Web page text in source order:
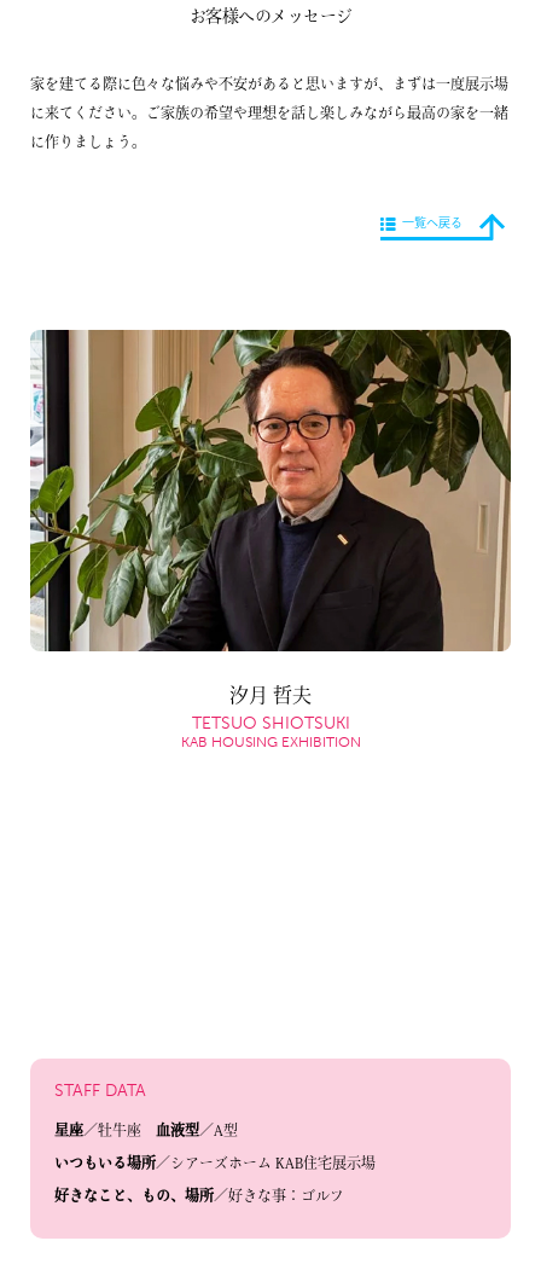
お客様へのメッセージ
家を建てる際に色々な悩みや不安があると思いますが、まずは一度展示場
に来てください。ご家族の希望や理想を話し楽しみながら最高の家を一緒
に作りましょう。
一覧へ戻る
汐月 哲夫
TETSUO SHIOTSUKI
KAB HOUSING EXHIBITION
STAFF DATA
星座／牡牛座 血液型／A型
いつもいる場所／シアーズホーム KAB住宅展示場
好きなこと、もの、場所／好きな事：ゴルフ